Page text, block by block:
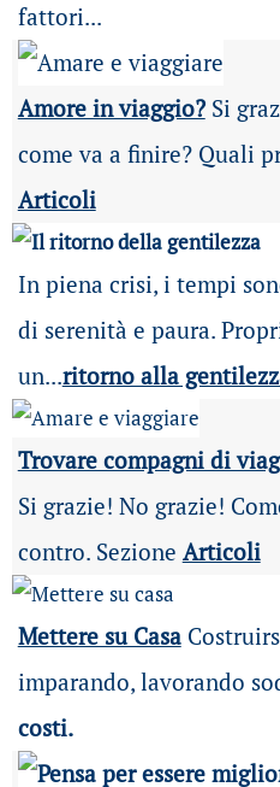
fattori...
Amore in viaggio?Si
come va a finire? Quali
Articoli
In piena crisi, i tempi
di serenità e paura.
un...ritorno alla
Trovare compagni di
Si grazie! No grazie!
contro. Sezione Articoli
Mettere su Casa
imparando, lavorando
costi.